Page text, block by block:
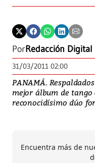
PorRedacción
31/03/2011 02:00
PANAMÁ.
mejor álbum de tango
reconocidísimo dúo
Encuentra más de